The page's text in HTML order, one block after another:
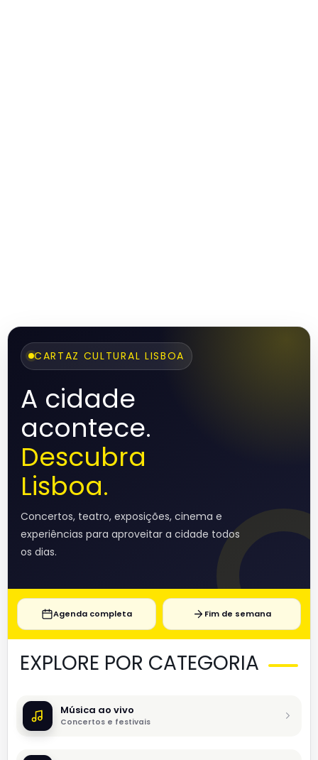
CARTAZ CULTURAL LISBOA
A cidade
acontece.
Descubra
Lisboa.
Concertos, teatro, exposições, cinema e
experiências para aproveitar a cidade todos
os dias.
Agenda completa Fim de semana
EXPLORE POR CATEGORIA
Música ao vivo
Concertos e festivais